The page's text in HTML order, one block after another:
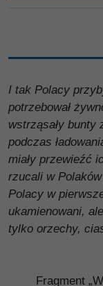
I tak Polacy
potrzebował
wstrząsały bunty
podczas
miały przewieźć
rzucali w
Polacy w
ukamienowani,
tylko orzechy,
Fragment